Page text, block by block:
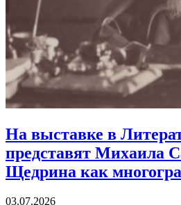
На выставке в
представят Михаила
Щедрина как
03.07.2026